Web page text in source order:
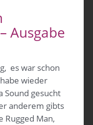
Ausgabe
es war schon
wieder
Sound gesucht
anderem gibts
Rugged Man,